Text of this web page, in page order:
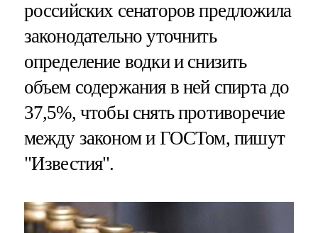
российских сенаторов предложила
законодательно уточнить
определение водки и снизить
объем содержания в ней спирта до
37,5%, чтобы снять противоречие
между законом и ГОСТом, пишут
"Известия".